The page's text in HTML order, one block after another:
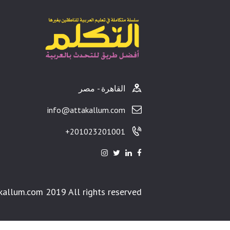
القاهرة - مصر
info@attakallum.com
201023201001+
2019 All rights reserved